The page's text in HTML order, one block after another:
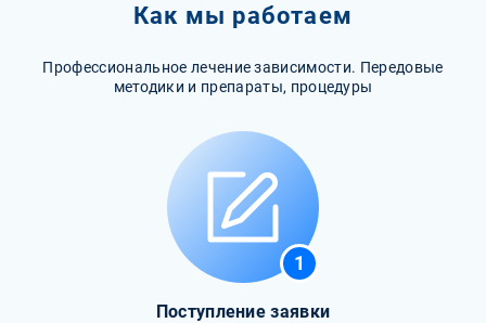
Как мы работаем
Профессиональное лечение зависимости. Передовые
методики и препараты, процедуры
1
Поступление заявки